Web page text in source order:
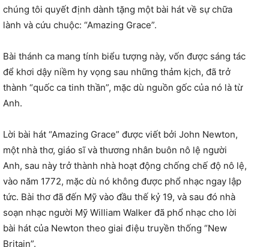
chúng tôi quyết định dành tặng một bài hát về sự chữa
lành và cứu chuộc: “Amazing Grace”.
Bài thánh ca mang tính biểu tượng này, vốn được sáng tác
để khơi dậy niềm hy vọng sau những thảm kịch, đã trở
thành “quốc ca tinh thần”, mặc dù nguồn gốc của nó là từ
Anh.
Lời bài hát “Amazing Grace” được viết bởi John Newton,
một nhà thơ, giáo sĩ và thương nhân buôn nô lệ người
Anh, sau này trở thành nhà hoạt động chống chế độ nô lệ,
vào năm 1772, mặc dù nó không được phổ nhạc ngay lập
tức. Bài thơ đã đến Mỹ vào đầu thế kỷ 19, và sau đó nhà
soạn nhạc người Mỹ William Walker đã phổ nhạc cho lời
bài hát của Newton theo giai điệu truyền thống “New
Britain”.